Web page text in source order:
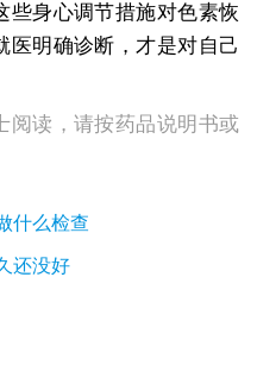
些身心调节措施对色素恢
医明确诊断，才是对自己
阅读，请按药品说明书或
什么检查
还没好